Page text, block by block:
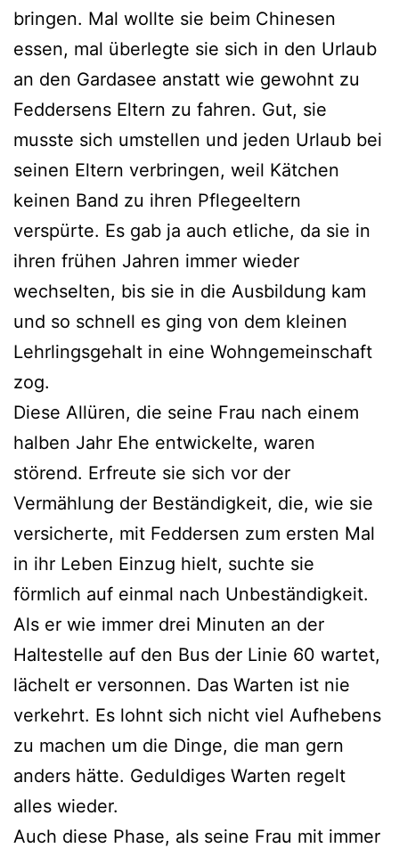
bringen. Mal wollte sie beim Chinesen
essen, mal überlegte sie sich in den Urlaub
an den Gardasee anstatt wie gewohnt zu
Feddersens Eltern zu fahren. Gut, sie
musste sich umstellen und jeden Urlaub bei
seinen Eltern verbringen, weil Kätchen
keinen Band zu ihren Pflegeeltern
verspürte. Es gab ja auch etliche, da sie in
ihren frühen Jahren immer wieder
wechselten, bis sie in die Ausbildung kam
und so schnell es ging von dem kleinen
Lehrlingsgehalt in eine Wohngemeinschaft
zog.
Diese Allüren, die seine Frau nach einem
halben Jahr Ehe entwickelte, waren
störend. Erfreute sie sich vor der
Vermählung der Beständigkeit, die, wie sie
versicherte, mit Feddersen zum ersten Mal
in ihr Leben Einzug hielt, suchte sie
förmlich auf einmal nach Unbeständigkeit.
Als er wie immer drei Minuten an der
Haltestelle auf den Bus der Linie 60 wartet,
lächelt er versonnen. Das Warten ist nie
verkehrt. Es lohnt sich nicht viel Aufhebens
zu machen um die Dinge, die man gern
anders hätte. Geduldiges Warten regelt
alles wieder.
Auch diese Phase, als seine Frau mit immer